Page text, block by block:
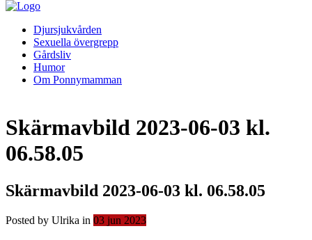
Djursjukvården
Sexuella övergrepp
Gårdsliv
Humor
Om Ponnymamman
Skärmavbild 2023-06-03 kl.
06.58.05
Skärmavbild 2023-06-03 kl. 06.58.05
Posted by Ulrika in 03 jun 2023